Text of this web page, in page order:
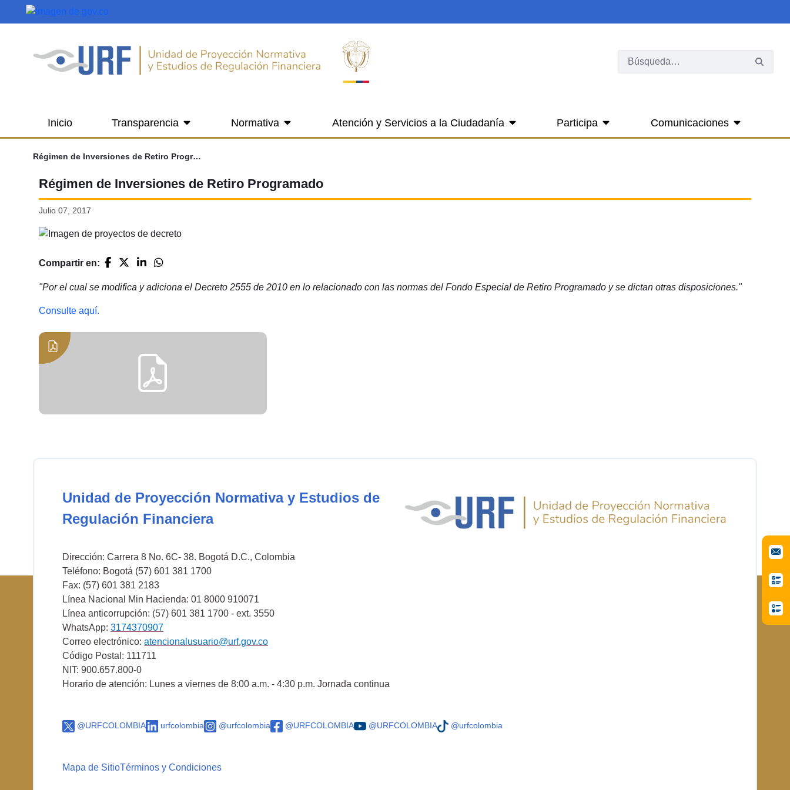
Saltar al contenido principal
Inicio Transparencia Normativa Atención y Servicios a la Ciudadanía Participa Comunicaciones
Régimen de Inversiones de Retiro Programado
Régimen de Inversiones de Retiro Programado
Julio 07, 2017
Compartir en:
"Por el cual se modifica y adiciona el Decreto 2555 de 2010 en lo relacionado con las normas del Fondo Especial de Retiro Programado y se dictan otras disposiciones."
Consulte aquí.
Unidad de Proyección Normativa y Estudios de
Regulación Financiera
Dirección: Carrera 8 No. 6C- 38. Bogotá D.C., Colombia
Teléfono: Bogotá (57) 601 381 1700
Fax: (57) 601 381 2183
Línea Nacional Min Hacienda: 01 8000 910071
Línea anticorrupción: (57) 601 381 1700 - ext. 3550
WhatsApp: 3174370907
Correo electrónico: atencionalusuario@urf.gov.co
Código Postal: 111711
NIT: 900.657.800-0
Horario de atención: Lunes a viernes de 8:00 a.m. - 4:30 p.m. Jornada continua
@URFCOLOMBIA urfcolombia @urfcolombia @URFCOLOMBIA @URFCOLOMBIA @urfcolombia
Mapa de SitioTérminos y Condiciones